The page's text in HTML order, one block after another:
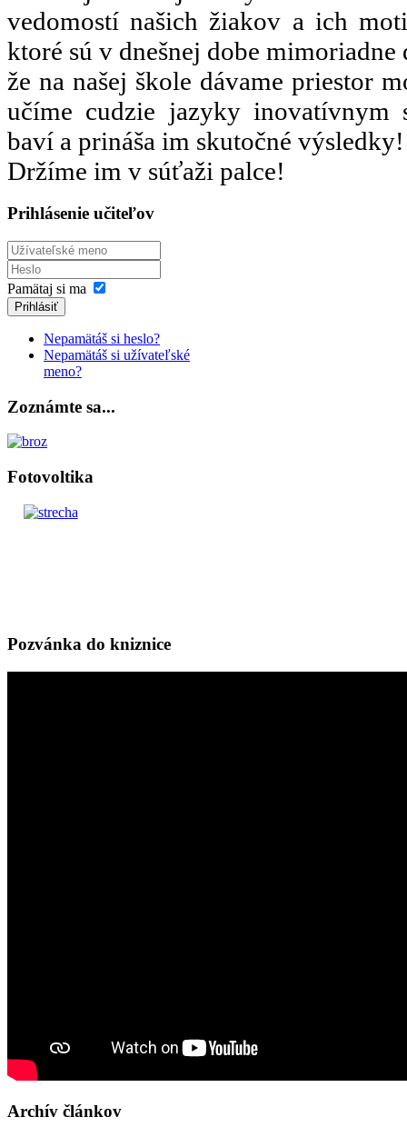
vedomostí našich žiakov a ich
ktoré sú v dnešnej dobe
že na našej škole dávame priestor
učíme cudzie jazyky inovatívnym
baví a prináša im skutočné výsledky!
Držíme im v súťaži palce!
Prihlásenie učiteľov
Pamätaj si ma
Prihlásiť
Nepamätáš si heslo?
Nepamätáš si užívateľské
meno?
Zoznámte sa...
Fotovoltika
Pozvánka do kniznice
Archív článkov